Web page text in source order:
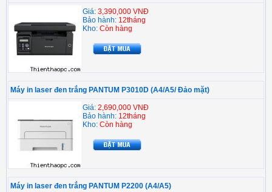
Giá: 3,390,000 VNĐ
Bảo hành: 12tháng
Kho: Còn hàng
Máy in laser đen trắng PANTUM P3010D (A4/A5/ Đảo mặt)
Giá: 2,690,000 VNĐ
Bảo hành: 12tháng
Kho: Còn hàng
Máy in laser đen trắng PANTUM P2200 (A4/A5)